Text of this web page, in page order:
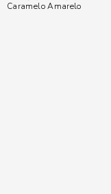
Caramelo Amarelo